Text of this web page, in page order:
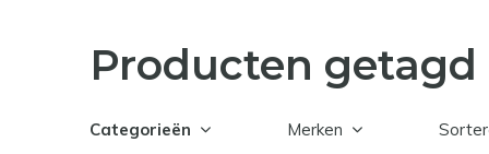
Producten
Categorieën Merken